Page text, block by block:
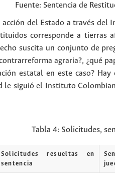
Fuente: Sentencia de
del Estado a través del
corresponde a tierras
suscita un conjunto de
agraria?, ¿qué
estatal en este caso?
le siguió el Instituto
Tabla 4: Solicitudes,
Solicitudes resueltas en
sentencia